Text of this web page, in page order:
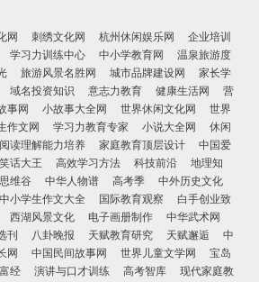
网 刺绣文化网 杭州休闲娱乐网
企业培训
学习力训练中心 中小学教育网
温泉旅游度
旅游风景名胜网 城市品牌建设网
家长学
域名投资知识 意志力教育 健康生活网
营
事网 小故事大全网 世界休闲文化网
世界
作文网 学习力教育专家 小说大全网
休闲
阅读理解能力培养 家庭教育顶层设计
中国爱
笑话大王 高效学习方法 科技前沿
地理知
思维谷 中华人物谱 高考季
中外历史文化
中小学生作文大全 国际教育观察
白手创业致
西湖风景文化 电子画册制作
中华武术网
刊 八卦晚报 天赋教育研究 天赋邂逅
中
网 中国民间故事网 世界儿童文学网
宝岛
经 演讲与口才训练 高考智库
现代家庭教